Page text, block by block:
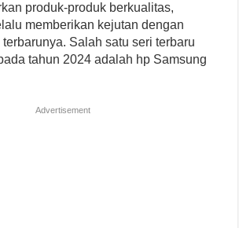
produk-produk berkualitas,
memberikan kejutan dengan
Salah satu seri terbaru
tahun 2024 adalah hp Samsung
Advertisement